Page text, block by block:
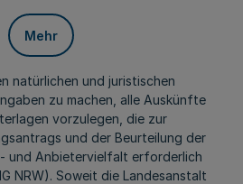
Mehr
natürlichen und juristischen
zu machen, alle Auskünfte
vorzulegen, die zur
und der Beurteilung der
und Anbietervielfalt erforderlich
NRW). Soweit die Landesanstalt